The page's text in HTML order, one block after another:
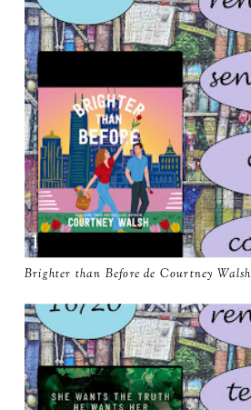
Brighter than Before de Courtney Walsh